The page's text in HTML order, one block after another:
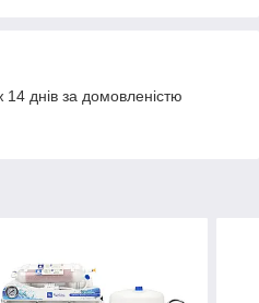
днів за домовленістю